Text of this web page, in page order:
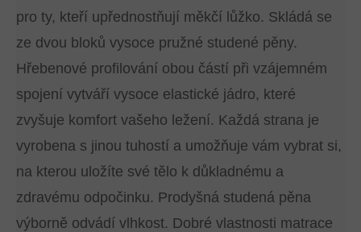
pro ty, kteří upřednostňují měkčí lůžko. Skládá se
ze dvou bloků vysoce pružné studené pěny.
Hřebenové profilování obou částí při vzájemném
spojení vytváří vysoce elastické jádro, které
zvyšuje komfort vašeho ležení. Každá strana je
vyrobena s jinou tuhostí a umožňuje vám vybrat si,
na kterou uložíte své tělo k důkladnému a
zdravému odpočinku. Prodyšná studená pěna
výborně odvádí vlhkost. Dobré vlastnosti matrace